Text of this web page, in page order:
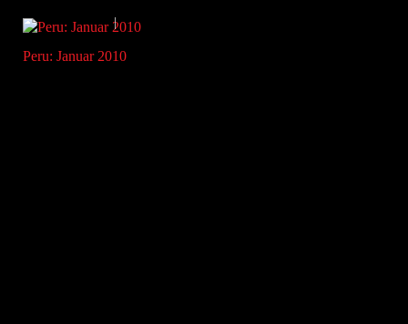
Peru: Januar 2010